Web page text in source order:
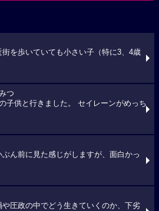
街を歩いていても小さい子（特に3、4歳
つ
子供と行きました。 セイレーンがめっち
ん前に見た感じがしますが、面白かっ
や圧政の中でどう生きていくのか、下劣